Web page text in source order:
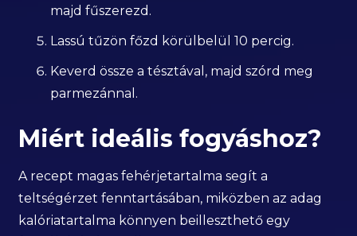
majd fűszerezd.
Lassú tűzön főzd körülbelül 10 percig.
Keverd össze a tésztával, majd szórd meg
parmezánnal.
Miért ideális fogyáshoz?
A recept magas fehérjetartalma segít a
teltségérzet fenntartásában, miközben az adag
kalóriatartalma könnyen beilleszthető egy